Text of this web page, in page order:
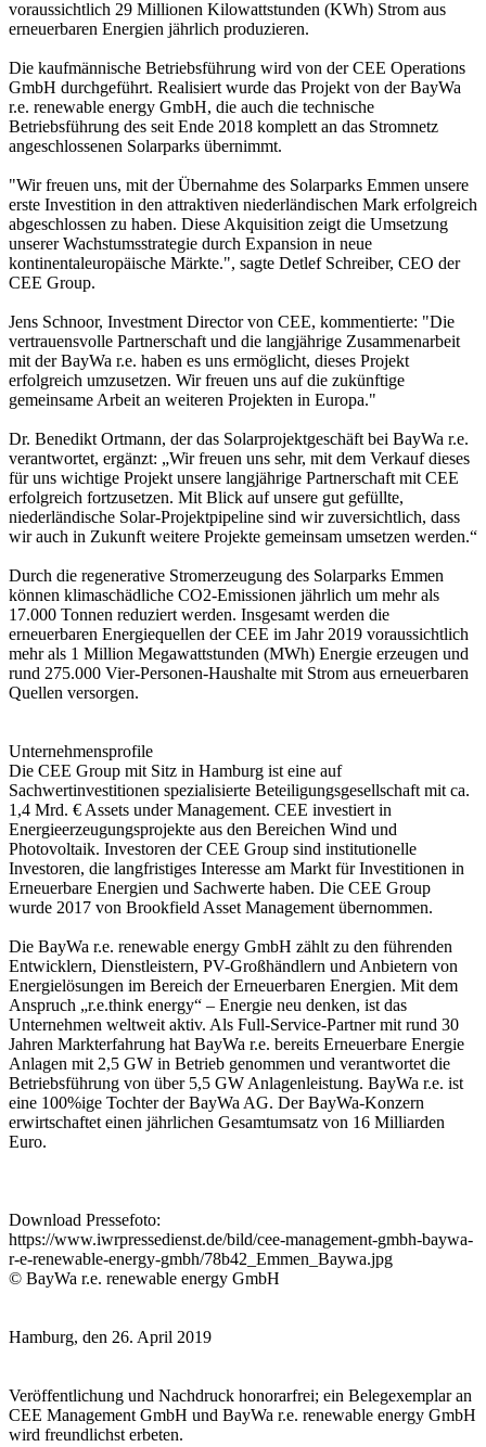
voraussichtlich 29 Millionen Kilowattstunden (KWh) Strom aus
erneuerbaren Energien jährlich produzieren.
Die kaufmännische Betriebsführung wird von der CEE Operations
GmbH durchgeführt. Realisiert wurde das Projekt von der BayWa
r.e. renewable energy GmbH, die auch die technische
Betriebsführung des seit Ende 2018 komplett an das Stromnetz
angeschlossenen Solarparks übernimmt.
"Wir freuen uns, mit der Übernahme des Solarparks Emmen unsere
erste Investition in den attraktiven niederländischen Mark erfolgreich
abgeschlossen zu haben. Diese Akquisition zeigt die Umsetzung
unserer Wachstumsstrategie durch Expansion in neue
kontinentaleuropäische Märkte.", sagte Detlef Schreiber, CEO der
CEE Group.
Jens Schnoor, Investment Director von CEE, kommentierte: "Die
vertrauensvolle Partnerschaft und die langjährige Zusammenarbeit
mit der BayWa r.e. haben es uns ermöglicht, dieses Projekt
erfolgreich umzusetzen. Wir freuen uns auf die zukünftige
gemeinsame Arbeit an weiteren Projekten in Europa."
Dr. Benedikt Ortmann, der das Solarprojektgeschäft bei BayWa r.e.
verantwortet, ergänzt: „Wir freuen uns sehr, mit dem Verkauf dieses
für uns wichtige Projekt unsere langjährige Partnerschaft mit CEE
erfolgreich fortzusetzen. Mit Blick auf unsere gut gefüllte,
niederländische Solar-Projektpipeline sind wir zuversichtlich, dass
wir auch in Zukunft weitere Projekte gemeinsam umsetzen werden.“
Durch die regenerative Stromerzeugung des Solarparks Emmen
können klimaschädliche CO2-Emissionen jährlich um mehr als
17.000 Tonnen reduziert werden. Insgesamt werden die
erneuerbaren Energiequellen der CEE im Jahr 2019 voraussichtlich
mehr als 1 Million Megawattstunden (MWh) Energie erzeugen und
rund 275.000 Vier-Personen-Haushalte mit Strom aus erneuerbaren
Quellen versorgen.
Unternehmensprofile
Die CEE Group mit Sitz in Hamburg ist eine auf
Sachwertinvestitionen spezialisierte Beteiligungsgesellschaft mit ca.
1,4 Mrd. € Assets under Management. CEE investiert in
Energieerzeugungsprojekte aus den Bereichen Wind und
Photovoltaik. Investoren der CEE Group sind institutionelle
Investoren, die langfristiges Interesse am Markt für Investitionen in
Erneuerbare Energien und Sachwerte haben. Die CEE Group
wurde 2017 von Brookfield Asset Management übernommen.
Die BayWa r.e. renewable energy GmbH zählt zu den führenden
Entwicklern, Dienstleistern, PV-Großhändlern und Anbietern von
Energielösungen im Bereich der Erneuerbaren Energien. Mit dem
Anspruch „r.e.think energy“ – Energie neu denken, ist das
Unternehmen weltweit aktiv. Als Full-Service-Partner mit rund 30
Jahren Markterfahrung hat BayWa r.e. bereits Erneuerbare Energie
Anlagen mit 2,5 GW in Betrieb genommen und verantwortet die
Betriebsführung von über 5,5 GW Anlagenleistung. BayWa r.e. ist
eine 100%ige Tochter der BayWa AG. Der BayWa-Konzern
erwirtschaftet einen jährlichen Gesamtumsatz von 16 Milliarden
Euro.
Download Pressefoto:
https://www.iwrpressedienst.de/bild/cee-management-gmbh-baywa-
r-e-renewable-energy-gmbh/78b42_Emmen_Baywa.jpg
© BayWa r.e. renewable energy GmbH
Hamburg, den 26. April 2019
Veröffentlichung und Nachdruck honorarfrei; ein Belegexemplar an
CEE Management GmbH und BayWa r.e. renewable energy GmbH
wird freundlichst erbeten.